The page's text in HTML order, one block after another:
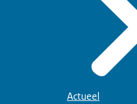
Actueel